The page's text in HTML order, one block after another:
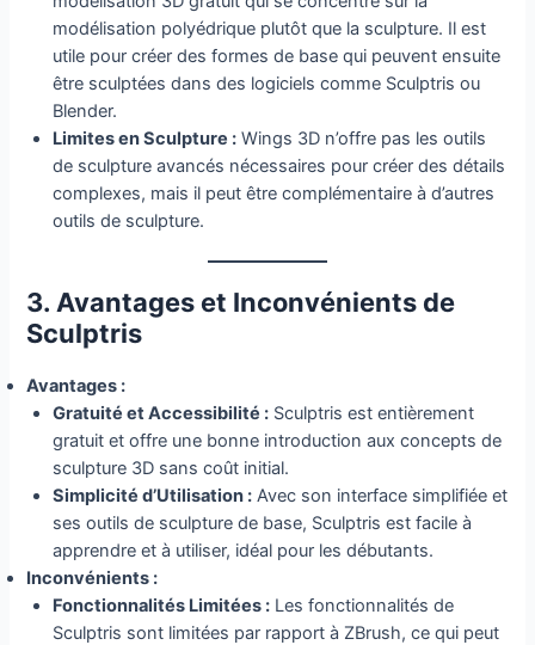
modélisation polyédrique plutôt que la sculpture. Il est
utile pour créer des formes de base qui peuvent ensuite
être sculptées dans des logiciels comme Sculptris ou
Blender.
Limites en Sculpture : Wings 3D n’offre pas les outils
de sculpture avancés nécessaires pour créer des détails
complexes, mais il peut être complémentaire à d’autres
outils de sculpture.
3. Avantages et Inconvénients de
Sculptris
Avantages :
Gratuité et Accessibilité : Sculptris est entièrement
gratuit et offre une bonne introduction aux concepts de
sculpture 3D sans coût initial.
Simplicité d’Utilisation : Avec son interface simplifiée et
ses outils de sculpture de base, Sculptris est facile à
apprendre et à utiliser, idéal pour les débutants.
Inconvénients :
Fonctionnalités Limitées : Les fonctionnalités de
Sculptris sont limitées par rapport à ZBrush, ce qui peut